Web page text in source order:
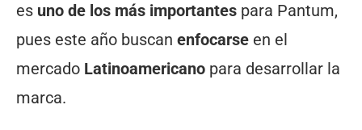
es uno de los más importantes para Pantum,
pues este año buscan enfocarse en el
mercado Latinoamericano para desarrollar la
marca.